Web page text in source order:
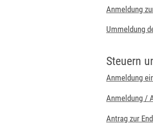
Anmeldung
Ummeldung
Steuern
Anmeldung
Anmeldung /
Antrag zur